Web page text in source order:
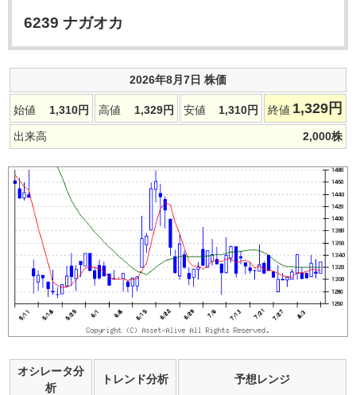
6239 ナガオカ
2026年8月7日 株価
始値 1,310円 高値 1,329円 安値 1,310円 終値 1,329 円
出来高 2,000株
オシレータ分
析
トレンド分析 予想レンジ